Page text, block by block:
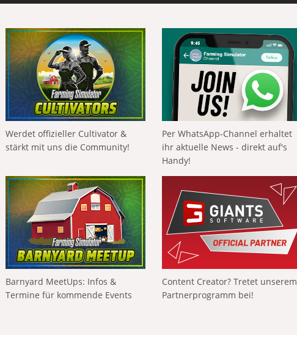
Werdet offizieller Cultivator &
stärkt mit uns die Community!
Per WhatsApp-Channel erhaltet
ihr aktuelle News - direkt auf's
Handy!
Barnyard MeetUps: Infos &
Termine für kommende Events
Content Creator? Tretet unserem
Partnerprogramm bei!